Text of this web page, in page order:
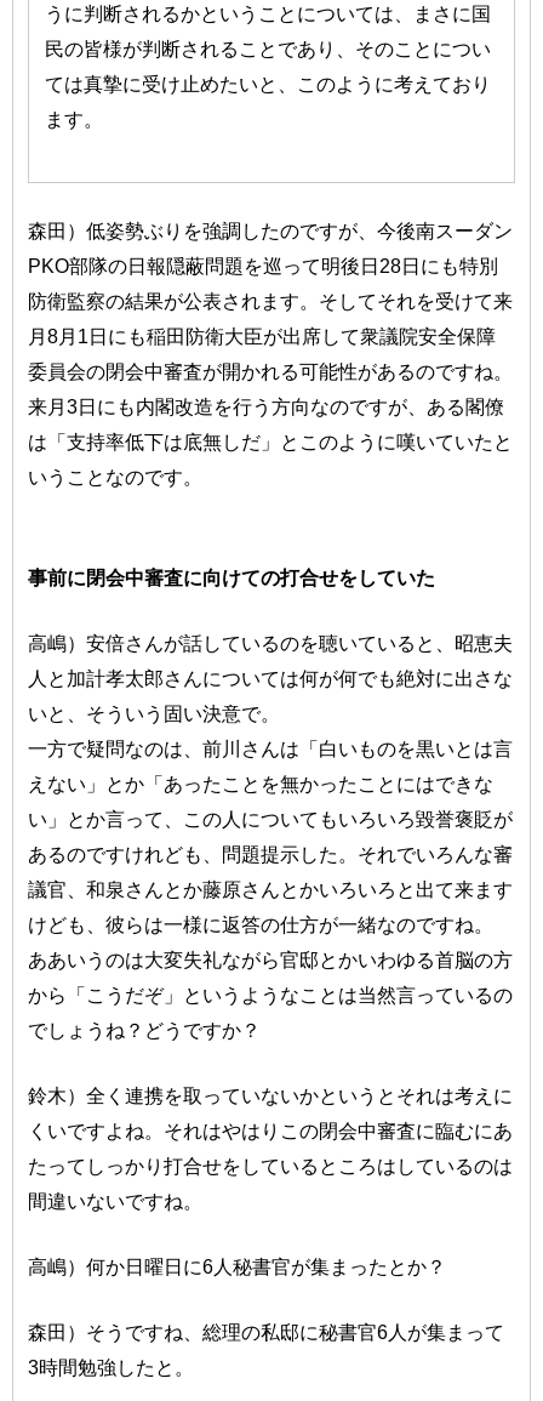
うに判断されるかということについては、まさに国
民の皆様が判断されることであり、そのことについ
ては真摯に受け止めたいと、このように考えており
ます。
森田）低姿勢ぶりを強調したのですが、今後南スーダン
PKO部隊の日報隠蔽問題を巡って明後日28日にも特別
防衛監察の結果が公表されます。そしてそれを受けて来
月8月1日にも稲田防衛大臣が出席して衆議院安全保障
委員会の閉会中審査が開かれる可能性があるのですね。
来月3日にも内閣改造を行う方向なのですが、ある閣僚
は「支持率低下は底無しだ」とこのように嘆いていたと
いうことなのです。
事前に閉会中審査に向けての打合せをしていた
高嶋）安倍さんが話しているのを聴いていると、昭恵夫
人と加計孝太郎さんについては何が何でも絶対に出さな
いと、そういう固い決意で。
一方で疑問なのは、前川さんは「白いものを黒いとは言
えない」とか「あったことを無かったことにはできな
い」とか言って、この人についてもいろいろ毀誉褒貶が
あるのですけれども、問題提示した。それでいろんな審
議官、和泉さんとか藤原さんとかいろいろと出て来ます
けども、彼らは一様に返答の仕方が一緒なのですね。
ああいうのは大変失礼ながら官邸とかいわゆる首脳の方
から「こうだぞ」というようなことは当然言っているの
でしょうね？どうですか？
鈴木）全く連携を取っていないかというとそれは考えに
くいですよね。それはやはりこの閉会中審査に臨むにあ
たってしっかり打合せをしているところはしているのは
間違いないですね。
高嶋）何か日曜日に6人秘書官が集まったとか？
森田）そうですね、総理の私邸に秘書官6人が集まって
3時間勉強したと。